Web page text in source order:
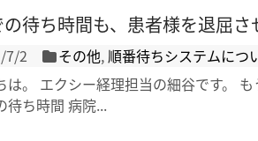
待ち時間も、患者様を退屈さ
7/2 その他, 順番待ちシステムにつ
は。 エクシー経理担当の細谷です。
待ち時間 病院...